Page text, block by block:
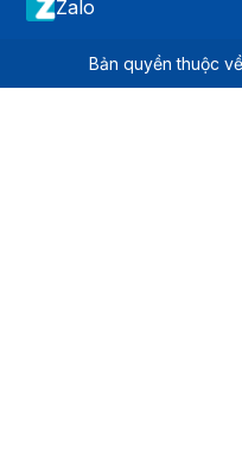
Zalo
Bản quyền thuộc về